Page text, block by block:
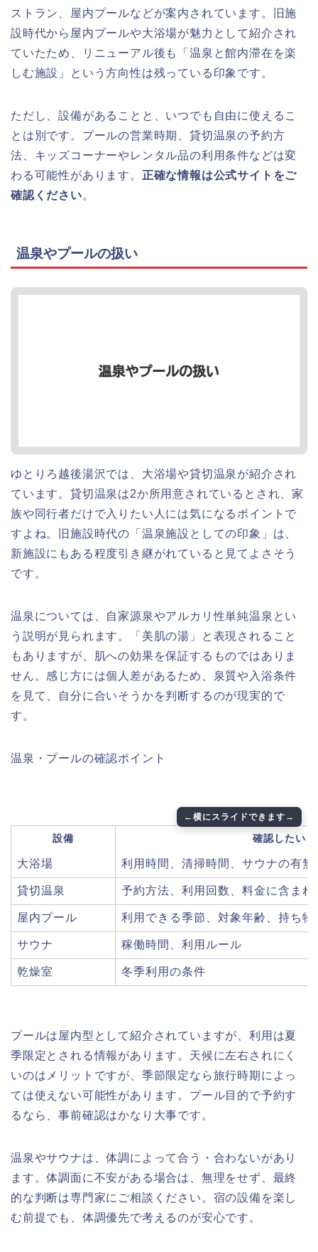
ストラン、屋内プールなどが案内されています。旧施
設時代から屋内プールや大浴場が魅力として紹介され
ていたため、リニューアル後も「温泉と館内滞在を楽
しむ施設」という方向性は残っている印象です。
ただし、設備があることと、いつでも自由に使えるこ
とは別です。プールの営業時期、貸切温泉の予約方
法、キッズコーナーやレンタル品の利用条件などは変
わる可能性があります。 正確な情報は公式サイトをご
確認ください。
温泉やプールの扱い
ゆとりろ越後湯沢では、大浴場や貸切温泉が紹介され
ています。貸切温泉は2か所用意されているとされ、家
族や同行者だけで入りたい人には気になるポイントで
すよね。旧施設時代の「温泉施設としての印象」は、
新施設にもある程度引き継がれていると見てよさそう
です。
温泉については、自家源泉やアルカリ性単純温泉とい
う説明が見られます。「美肌の湯」と表現されること
もありますが、肌への効果を保証するものではありま
せん。感じ方には個人差があるため、泉質や入浴条件
を見て、自分に合いそうかを判断するのが現実的で
す。
温泉・プールの確認ポイント
設備 確認したい
大浴場 利用時間、清掃時間、サウナの有無
貸切温泉 予約方法、利用回数、料金に含まれ
屋内プール 利用できる季節、対象年齢、持ち物
サウナ 稼働時間、利用ルール
乾燥室 冬季利用の条件
プールは屋内型として紹介されていますが、利用は夏
季限定とされる情報があります。天候に左右されにく
いのはメリットですが、季節限定なら旅行時期によっ
ては使えない可能性があります。プール目的で予約す
るなら、事前確認はかなり大事です。
温泉やサウナは、体調によって合う・合わないがあり
ます。体調面に不安がある場合は、無理をせず、最終
的な判断は専門家にご相談ください。宿の設備を楽し
む前提でも、体調優先で考えるのが安心です。